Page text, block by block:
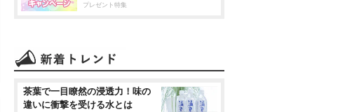
プレゼント特集
茶葉で一目瞭然の浸透力！味の
違いに衝撃を受ける水とは